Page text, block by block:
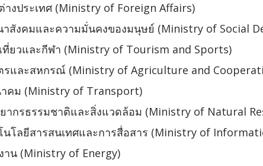
างประเทศ (Ministry of Foreign Affairs)
สังคมและความมั่นคงของมนุษย์ (Ministry of Social
ที่ยวและกีฬา (Ministry of Tourism and Sports)
รและสหกรณ์ (Ministry of Agriculture and
คม (Ministry of Transport)
ากรธรรมชาติและสิ่งแวดล้อม (Ministry of Natural
นโลยีสารสนเทศและการสื่อสาร (Ministry of
าน (Ministry of Energy)